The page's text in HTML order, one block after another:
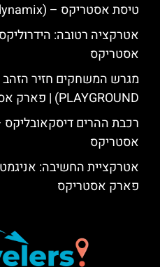
טיסת אסטריקס – (Aérodynamix) | פארק אסטריקס
אסטריקס
PLAYGROUND) | פארק אסטריקס
אסטריקס
פארק אסטריקס